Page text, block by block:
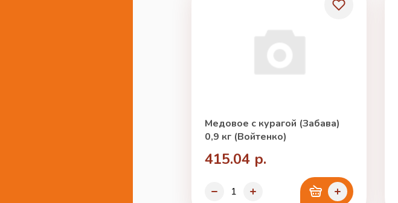
Медовое с курагой (Забава)
0,9 кг (Войтенко)
415.04 р.